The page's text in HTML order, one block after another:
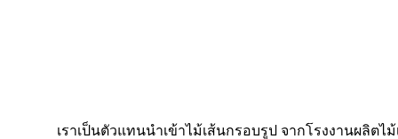
เราเป็นตัวแทนนำเข้าไม้เส้นกรอบรูป จากโรงงานผลิตไ